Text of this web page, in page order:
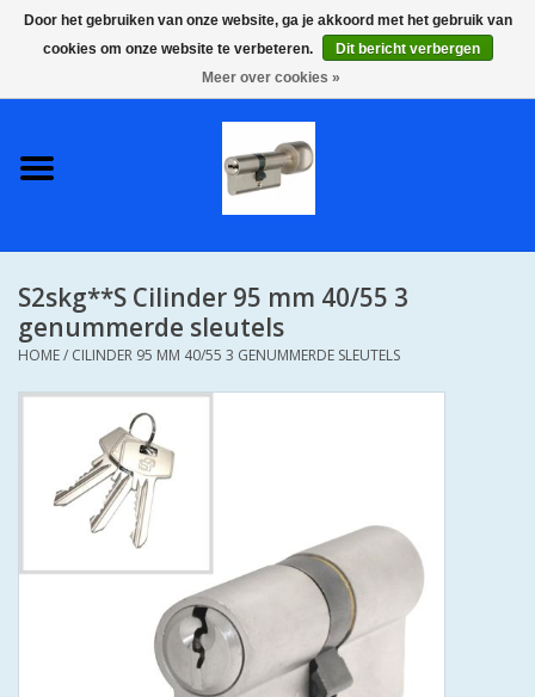
0 Artikelen - €0,00
S2 COMPLETE VEILIGE
SKG**
IEDERE GEWENSTE MAAT MET
GEWONE GENUMMERDE
SLEUTELS SKG**
S2 CILINDERSLOTEN IN IEDERE
GEWENSTE MAAT MET
GENUMMERDE SLEUTELS
S2skg**S Cilinder 95 mm 40/55 3
genummerde sleutels
HOME/ CILINDER 95 MM 40/55 3 GENUMMERDE SLEUTELS
Door het gebruiken van onze website, ga je akkoord met het gebruik van
cookies om onze website te verbeteren.
Dit bericht verbergen
Meer over cookies »